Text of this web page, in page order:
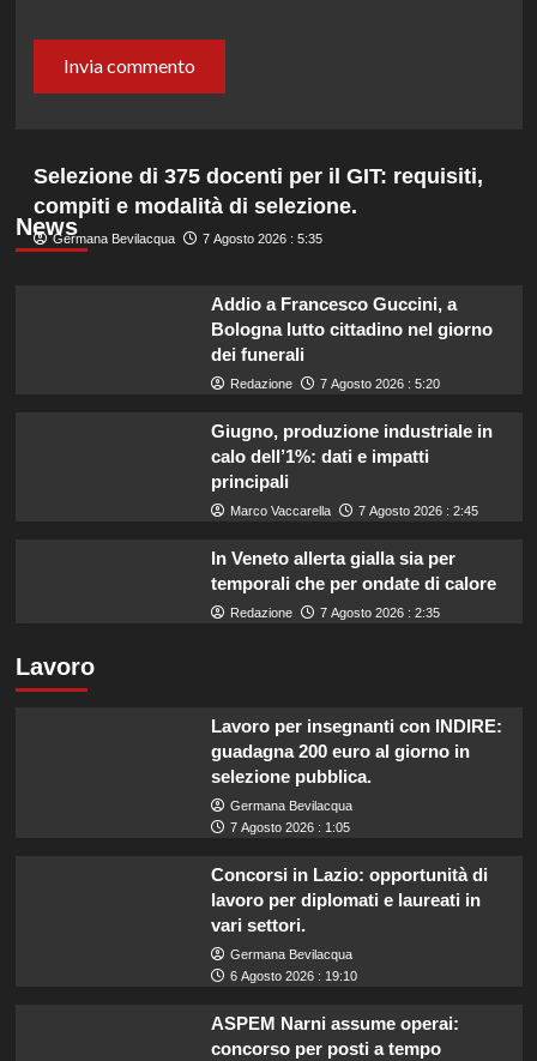
News
Selezione di 375 docenti per il GIT: requisiti,
compiti e modalità di selezione.
Germana Bevilacqua 7 Agosto 2026 : 5:35
Addio a Francesco Guccini, a
Bologna lutto cittadino nel giorno
dei funerali
Redazione 7 Agosto 2026 : 5:20
Giugno, produzione industriale in
calo dell’1%: dati e impatti
principali
Marco Vaccarella 7 Agosto 2026 : 2:45
In Veneto allerta gialla sia per
temporali che per ondate di calore
Redazione 7 Agosto 2026 : 2:35
Lavoro
Lavoro per insegnanti con INDIRE:
guadagna 200 euro al giorno in
selezione pubblica.
Germana Bevilacqua
7 Agosto 2026 : 1:05
Concorsi in Lazio: opportunità di
lavoro per diplomati e laureati in
vari settori.
Germana Bevilacqua
6 Agosto 2026 : 19:10
ASPEM Narni assume operai:
concorso per posti a tempo